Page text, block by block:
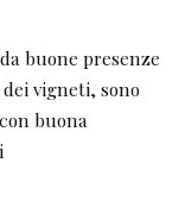
buone presenze
vigneti, sono
buona